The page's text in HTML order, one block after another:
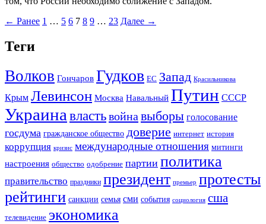
← Ранее 1 … 5 6 7 8 9 … 23 Далее →
Теги
Волков Гончаров Гудков ЕС Запад Красильникова
Крым Левинсон Москва Навальный Путин СССР
Украина властьвойна выборы голосование
госдума гражданское общество доверие интернет история
коррупция кризис международные отношения митинги
настроения общество одобрение партии политика
правительство праздники президент премьер протесты
рейтинги санкции семья сми события социология сша
телевидение экономика